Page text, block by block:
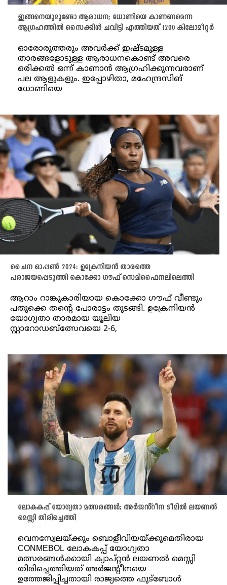
ഇങ്ങനെയുമുണ്ടോ ആരാധന; ധോണിയെ കാണണമെന്ന
ആഗ്രഹത്തിൽ സൈക്കിൾ ചവിട്ടി എത്തിയത് 1200 കിലോമീറ്റർ
ഓരോരുത്തരും അവർക്ക് ഇഷ്ടമുള്ള
താരങ്ങളോടുള്ള ആരാധനകൊണ്ട് അവരെ
ഒരിക്കൽ ഒന്ന് കാണാൻ ആഗ്രഹിക്കുന്നവരാണ്
പല ആളുകളും. ഇപ്പോഴിതാ, മഹേന്ദ്രസിങ്
ധോണിയെ
ചൈന ഓപ്പൺ 2024: ഉക്രേനിയൻ താരത്തെ
പരാജയപ്പെടുത്തി കൊക്കോ ഗൗഫ് സെമിഫൈനലിലെത്തി
ആറാം റാങ്കുകാരിയായ കൊക്കോ ഗൗഫ് വീണ്ടും
പതുക്കെ തന്റെ പോരാട്ടം തുടങ്ങി. ഉക്രേനിയൻ
യോഗ്യതാ താരമായ യൂലിയ
സ്റ്റാറോഡബ്ത്സേവയെ 2-6,
ലോകകപ്പ് യോഗ്യതാ മത്സരങ്ങൾ; അർജൻ്റീന ടീമിൽ ലയണൽ
മെസ്സി തിരിച്ചെത്തി
വെനസ്വേലയ്ക്കും ബൊളീവിയയ്ക്കുമെതിരായ
CONMEBOL ലോകകപ്പ് യോഗ്യതാ
മത്സരങ്ങൾക്കായി ക്യാപ്റ്റൻ ലയണൽ മെസ്സി
തിരിച്ചെത്തിയത് അർജൻ്റീനയെ
ഉത്തേജിപ്പിച്ചതായി രാജ്യത്തെ ഫുട്ബോൾ